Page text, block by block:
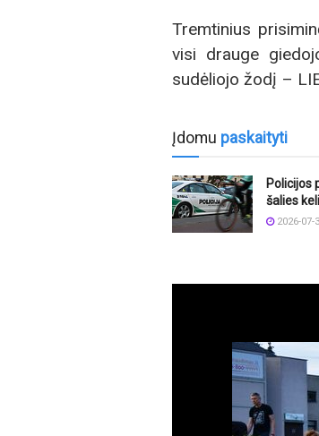
Tremtinius
visi drauge
sudėliojo žodį –
Įdomu paskaityti
Policijos
šalies
2026-07-